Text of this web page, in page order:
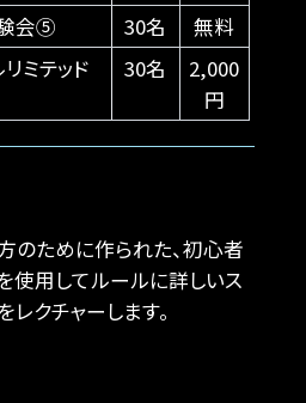
会⑤ 30名
無料
ミテッド
30名
2,000
円
のために作られた、初心者
使用してルールに詳しいス
クチャーします。